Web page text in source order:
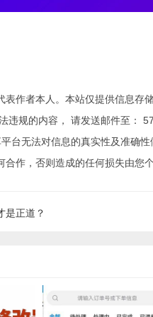
作者本人。本站仅提供信息存
规的内容， 请发送邮件至：
台无法对信息的真实性及准确
作，否则造成的任何损失由您个
是正道？